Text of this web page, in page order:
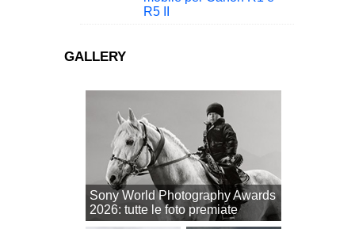
R5 II
GALLERY
Sony World Photography Awards
2026: tutte le foto premiate